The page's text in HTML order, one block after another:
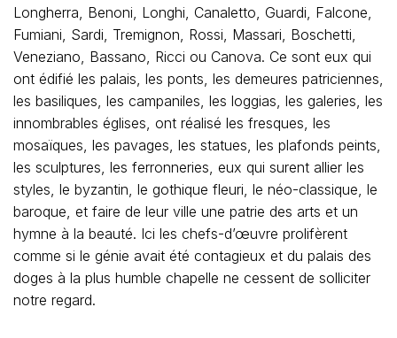
Longherra, Benoni, Longhi, Canaletto, Guardi, Falcone,
Fumiani, Sardi, Tremignon, Rossi, Massari, Boschetti,
Veneziano, Bassano, Ricci ou Canova. Ce sont eux qui
ont édifié les palais, les ponts, les demeures patriciennes,
les basiliques, les campaniles, les loggias, les galeries, les
innombrables églises, ont réalisé les fresques, les
mosaïques, les pavages, les statues, les plafonds peints,
les sculptures, les ferronneries, eux qui surent allier les
styles, le byzantin, le gothique fleuri, le néo-classique, le
baroque, et faire de leur ville une patrie des arts et un
hymne à la beauté. Ici les chefs-d’œuvre prolifèrent
comme si le génie avait été contagieux et du palais des
doges à la plus humble chapelle ne cessent de solliciter
notre regard.